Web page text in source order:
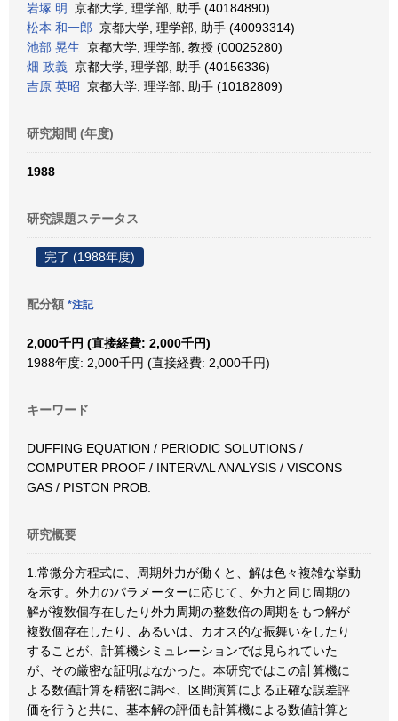
岩塚 明
京都大学, 理学部, 助手 (40184890)
松本 和一郎 京都大学, 理学部, 助手 (40093314)
池部 晃生 京都大学, 理学部, 教授 (00025280)
畑 政義 京都大学, 理学部, 助手 (40156336)
吉原 英昭 京都大学, 理学部, 助手 (10182809)
研究期間 (年度)
1988
研究課題ステータス
完了 (1988年度)
配分額 *注記
2,000千円 (直接経費: 2,000千円)
1988年度: 2,000千円 (直接経費: 2,000千円)
キーワード
DUFFING EQUATION / PERIODIC SOLUTIONS /
COMPUTER PROOF / INTERVAL ANALYSIS / VISCONS
GAS / PISTON PROB.
研究概要
1.常微分方程式に、周期外力が働くと、解は色々複雑な挙動
を示す。外力のパラメーターに応じて、外力と同じ周期の
解が複数個存在したり外力周期の整数倍の周期をもつ解が
複数個存在したり、あるいは、カオス的な振舞いをしたり
することが、計算機シミュレーションでは見られていた
が、その厳密な証明はなかった。本研究ではこの計算機に
よる数値計算を精密に調べ、区間演算による正確な誤差評
価を行うと共に、基本解の評価も計算機による数値計算と